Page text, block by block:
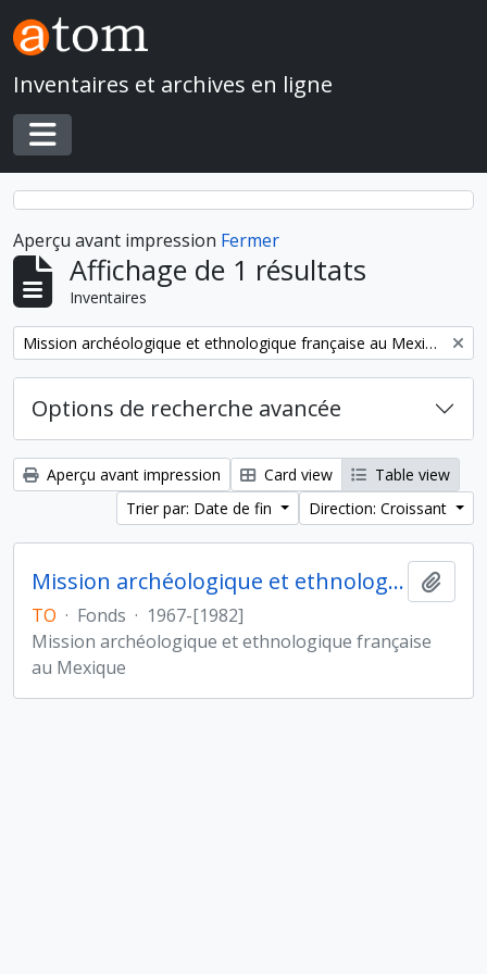
Skip to main content
Inventaires et archives en ligne
Toggle navigation
Aperçu avant impression Fermer
Affichage de 1 résultats
Inventaires
Remove filter: Mission archéologique et ethnologique française au Mexique
Options de recherche avancée
Aperçu avant impression Card view
Table view
Trier par: Date de fin
Direction: Croissant
Mission archéologique et ethnologique française au Mexique
TO · Fonds · 1967-[1982]
Mission archéologique et ethnologique française
au Mexique